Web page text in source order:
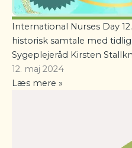
International Nurses Day
historisk samtale med
Sygeplejeråd Kirsten
12. maj 2024
Læs mere »